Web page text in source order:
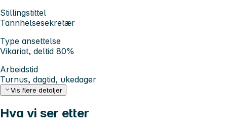
Stillingstittel
Tannhelsesekretær
Type ansettelse
Vikariat, deltid 80%
Arbeidstid
Turnus, dagtid, ukedager
Vis flere detaljer
Hva vi ser etter